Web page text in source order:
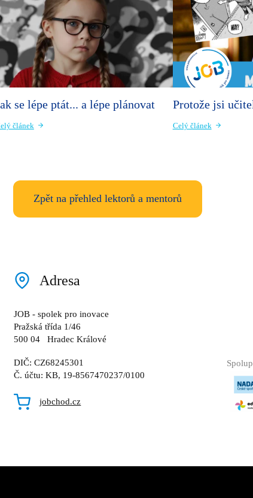
se lépe ptát... a lépe plánovat
článek
Protože jsi
Celý článek
Zpět na přehled lektorů a mentorů
Adresa
JOB - spolek pro inovace
Pražská třída 1/46
500 04 Hradec Králové
DIČ: CZ68245301
Č. účtu: KB, 19-8567470237/0100
jobchod.cz